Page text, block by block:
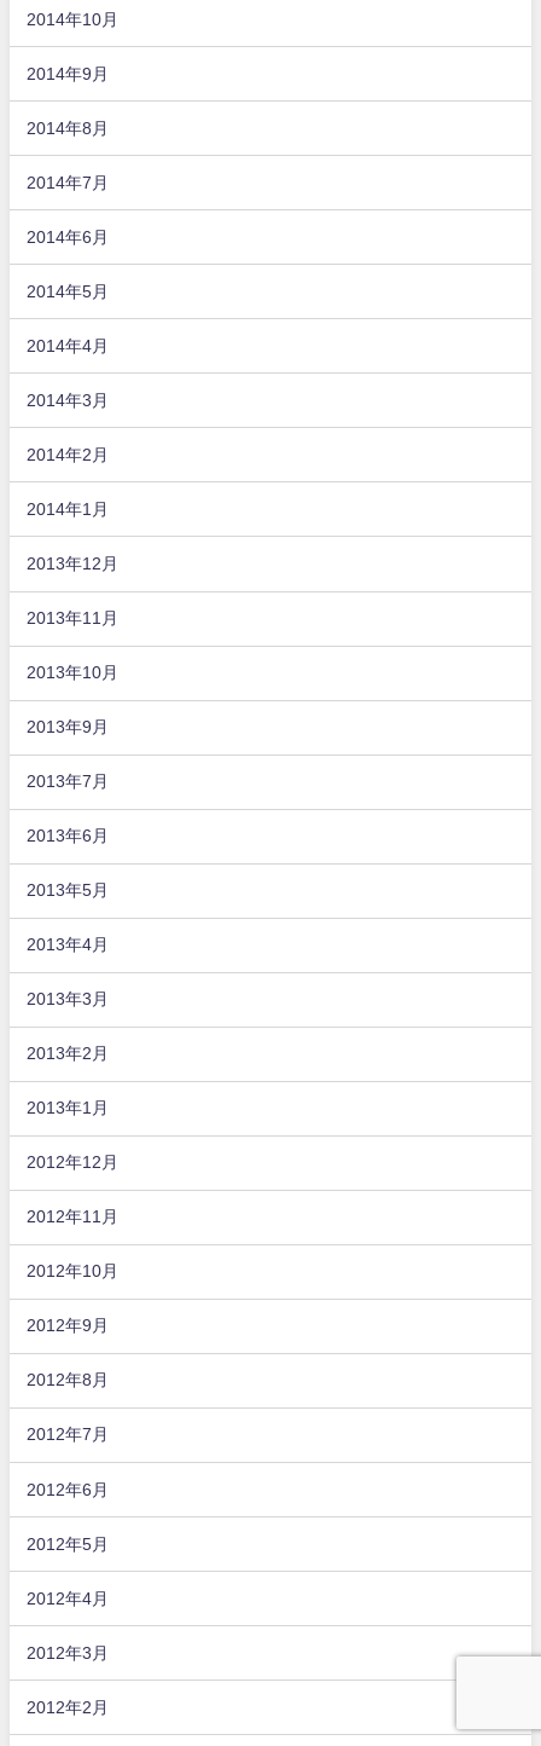
2014年10月
2014年9月
2014年8月
2014年7月
2014年6月
2014年5月
2014年4月
2014年3月
2014年2月
2014年1月
2013年12月
2013年11月
2013年10月
2013年9月
2013年7月
2013年6月
2013年5月
2013年4月
2013年3月
2013年2月
2013年1月
2012年12月
2012年11月
2012年10月
2012年9月
2012年8月
2012年7月
2012年6月
2012年5月
2012年4月
2012年3月
2012年2月